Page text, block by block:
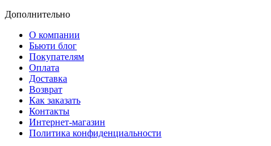
Дополнительно
О компании
Бьюти блог
Покупателям
Оплата
Доставка
Возврат
Как заказать
Контакты
Интернет-магазин
Политика конфиденциальности